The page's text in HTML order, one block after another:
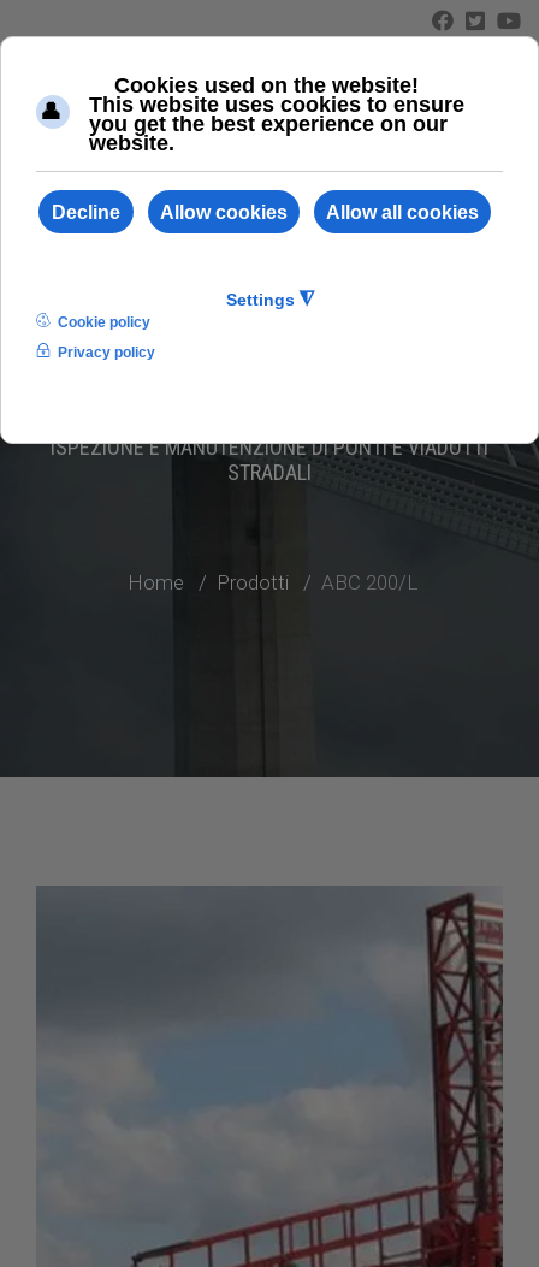
ISPEZIONE E MANUTENZIONE DI PONTI E VIADOTTI
STRADALI
Home Prodotti ABC 200/L